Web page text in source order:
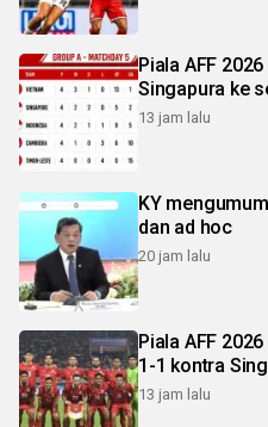
Piala AFF
Singapura ke
13 jam lalu
KY
dan ad hoc
20 jam lalu
Piala AFF
1-1 kontra
13 jam lalu